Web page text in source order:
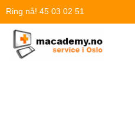
Hopp
innholdet
Ring nå! 45 03 02 51